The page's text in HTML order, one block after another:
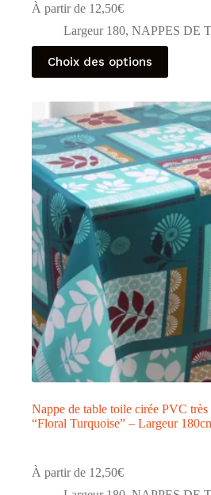
À partir de 12,50€
Largeur 180, NAPPES DE
Choix des options
Ce
produit
a
Les
options
peuvent
être
choisies
sur
la
page
du
produit
Nappe de table toile cirée PVC très
“Floral Turquoise” – Largeur
À partir de 12,50€